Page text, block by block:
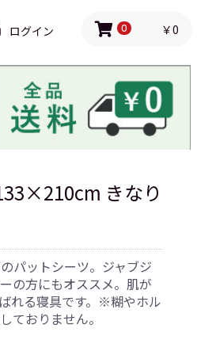
ログイン 0 ￥0
きなり
パットシーツ。ジャブジ
の方にもオススメ。肌が
れる寝具です。※糊やホル
ておりません。